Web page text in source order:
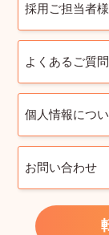
採用ご担当者
よくあるご質問
個人情報につ
お問い合わせ